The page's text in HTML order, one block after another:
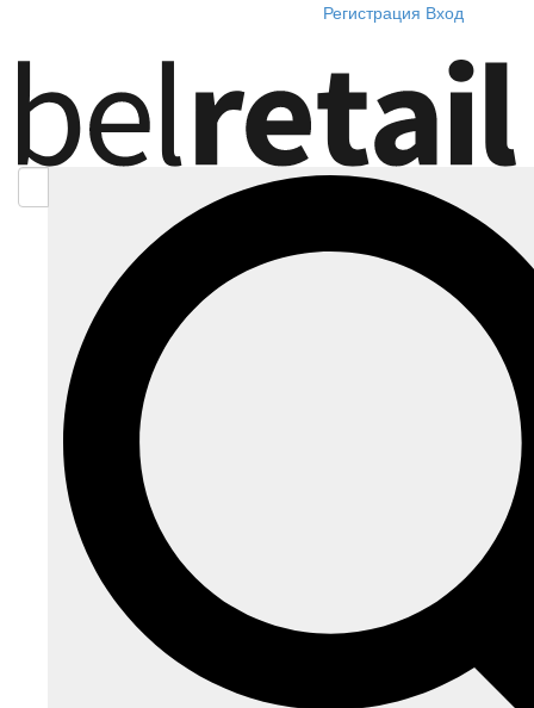
Регистрация Вход